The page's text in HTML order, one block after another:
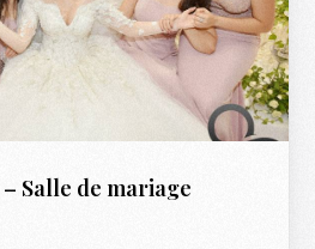
Salle de mariage